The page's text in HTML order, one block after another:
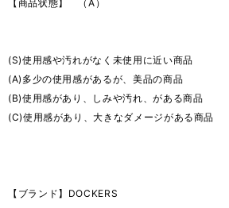
【商品状態】 （A）
(S)使用感や汚れがなく未使用に近い商品
(A)多少の使用感があるが、美品の商品
(B)使用感があり、しみや汚れ、がある商品
(C)使用感があり、大きなダメージがある商品
【ブランド】DOCKERS